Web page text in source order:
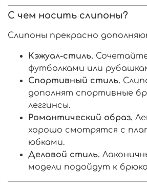
С чем носить слипоны?
Слипоны прекрасно
Кэжуал-стиль.
футболками или
Спортивный стиль.
дополнят спортивные
леггинсы.
Романтический образ.
хорошо смотрятся с
юбками.
Деловой стиль.
модели подойдут к